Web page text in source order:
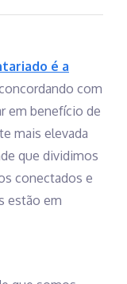
é a
com
em benefício de
mais elevada
que dividimos
conectados e
estão em